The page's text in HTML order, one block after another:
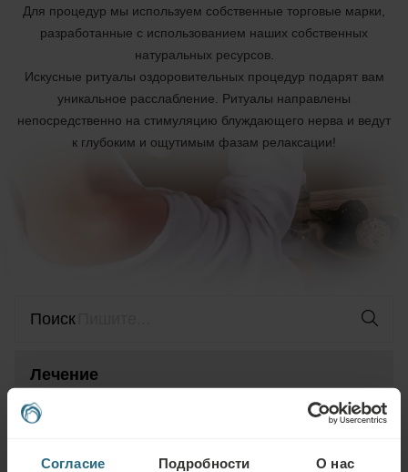
Согласие Подробности О нас
Для процедур мы используем собственные торговые марки,
разработанные с использованием наших собственных
натуральных ресурсов.
Искусные ритуалы оздоровительных процедур подарят вам
уникальное расслабление. Ритуалы направлены
непосредственно на стимуляцию блуждающего нерва и ведут
к глубоким и ощутимым фазам релаксации!
Поиск
Лечение